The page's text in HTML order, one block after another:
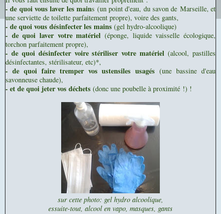
- de quoi vous laver les mains (un point d'eau, du savon de Marseille, et
une serviette de toilette parfaitement propre), voire des gants,
- de quoi vous désinfecter les mains (gel hydro-alcoolique)
- de quoi laver votre matériel (éponge, liquide vaisselle écologique,
torchon parfaitement propre),
- de quoi désinfecter voire stériliser votre matériel (alcool, pastilles
désinfectantes, stérilisateur, etc)*,
- de quoi faire tremper vos ustensiles usagés (une bassine d'eau
savonneuse chaude),
- et de quoi jeter vos déchets (donc une poubelle à proximité !) !
sur cette photo: gel hydro alcoolique,
essuite-tout, alcool en vapo, masques, gants